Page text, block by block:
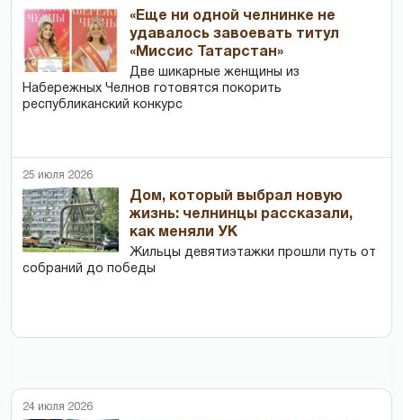
«Еще ни одной челнинке не
удавалось завоевать титул
«Миссис Татарстан»
Две шикарные женщины из
Набережных Челнов готовятся покорить
республиканский конкурс
25 июля 2026
Дом, который выбрал новую
жизнь: челнинцы рассказали,
как меняли УК
Жильцы девятиэтажки прошли путь от
собраний до победы
24 июля 2026